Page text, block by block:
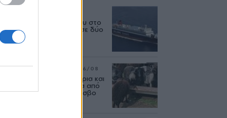
Δεύτερη εμπλοκή κάβου στο
«Νήσος Ρόδος» μέσα σε δύο
μήνες
ΡΕΠΟΡΤΑΖ 06/08
Ανασταίνονται... μοσχάρια και
πρόβατα κάνουν βόλτα από
στάνη σε στάνη στη Λέσβο